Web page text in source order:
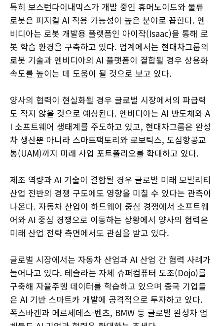
특히 보스턴다이내믹스가 개발 중인 휴머노이드와 물류
로봇은 피지컬 AI 적용 가능성이 높은 분야로 꼽힌다. 엔
비디아는 로봇 개발용 플랫폼인 아이작(Isaac)을 통해 로
봇 학습 환경을 구축하고 있다. 업계에서는 현대차그룹의
로봇 기술과 엔비디아의 AI 플랫폼이 결합될 경우 상용화
속도를 높이는 데 도움이 될 것으로 보고 있다.
양사의 협력이 현실화될 경우 글로벌 시장에서의 파급력
도 작지 않을 것으로 예상된다. 엔비디아는 AI 반도체와 A
I 소프트웨어 생태계를 주도하고 있고, 현대차그룹은 완성
차 생산뿐 아니라 스마트팩토리와 로보틱스, 도심항공교
통(UAM)까지 미래 사업 포트폴리오를 확대하고 있다.
제조 역량과 AI 기술이 결합될 경우 글로벌 미래 모빌리티
산업 전반의 경쟁 구도에도 영향을 미칠 수 있다는 관측이
나온다. 자동차 산업이 하드웨어 중심 경쟁에서 소프트웨
어와 AI 중심 경쟁으로 이동하는 상황에서 양사의 협력은
미래 산업 전략 측면에서도 관심을 받고 있다.
글로벌 시장에서는 자동차 산업과 AI 산업 간 협력 사례가
늘어나고 있다. 테슬라는 자체 슈퍼컴퓨터 도조(Dojo)를
구축해 자율주행 데이터를 학습하고 있으며 중국 기업들
은 AI 기반 스마트카 개발에 공격적으로 투자하고 있다.
폭스바겐과 메르세데스-벤츠, BMW 등 글로벌 완성차 업